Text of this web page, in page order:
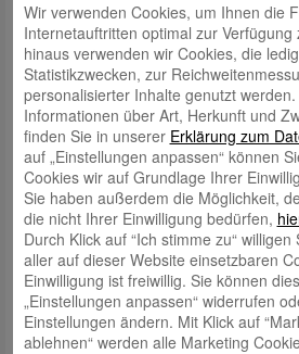
Name*
E-Mail*
Website
Solve Captcha*
Enter Captcha Here :
Wir verwenden Cookies, um Ihnen die
Internetauftritten optimal zur
hinaus verwenden wir Cookies, die
Statistikzwecken, zur
personalisierter Inhalte genutzt
Informationen über Art, Herkunft und
finden Sie in unserer Erklärung zum
auf „Einstellungen anpassen“ können
Cookies wir auf Grundlage Ihrer
Sie haben außerdem die Möglichkeit,
die nicht Ihrer Einwilligung bedürfen,
Durch Klick auf “Ich stimme zu“
aller auf dieser Website einsetzbaren
Einwilligung ist freiwillig. Sie können
„Einstellungen anpassen“ widerrufen
Einstellungen ändern. Mit Klick auf
ablehnen“ werden alle Marketing